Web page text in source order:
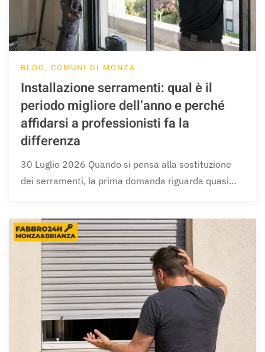
BLOG, COMUNI DI MONZA
Installazione serramenti: qual è il
periodo migliore dell’anno e perché
affidarsi a professionisti fa la
differenza
30 Luglio 2026 Quando si pensa alla sostituzione
dei serramenti, la prima domanda riguarda quasi…